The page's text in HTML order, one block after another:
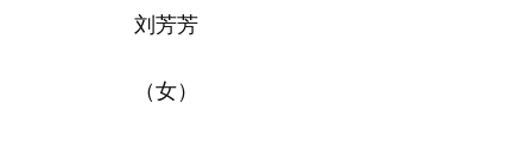
刘芳芳
（女）